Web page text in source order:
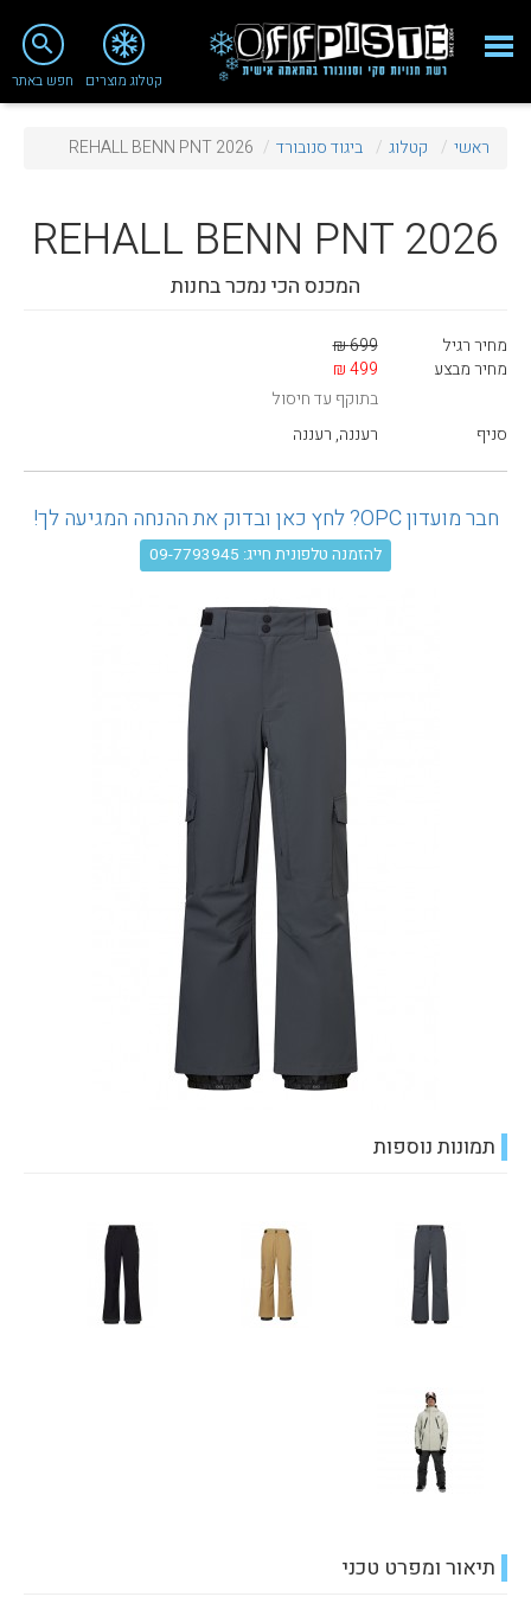
close
ציוד סנובורד
מאמרים
קטלוג מוצרים
search
חפש באתר
ראשי קטלוג ביגוד סנובורד REHALL BENN PNT 2026
תמונות נוספות
REHALL BENN PNT 2026
המכנס הכי נמכר בחנות
מחיר רגיל
699 ₪
מחיר מבצע
499 ₪
בתוקף עד חיסול
סניף
רעננה, רעננה
חבר מועדון OPC? לחץ כאן ובדוק את ההנחה המגיעה לך!
להזמנה טלפונית חייג: 09-7793945
תיאור ומפרט טכני